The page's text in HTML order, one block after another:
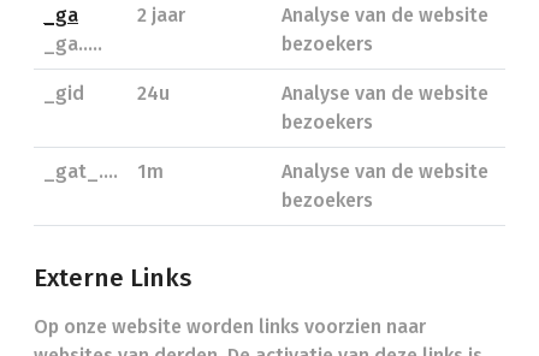
_ga
_ga.....
2 jaar
Analyse van de website
bezoekers
_gid 24u
Analyse van de website
bezoekers
_gat_.... 1m
Analyse van de website
bezoekers
Externe Links
Op onze website worden links voorzien naar